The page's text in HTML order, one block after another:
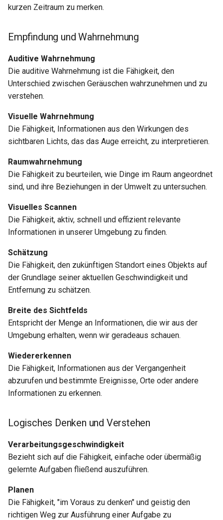
kurzen Zeitraum zu merken.
Empfindung und Wahrnehmung
Auditive Wahrnehmung
Die auditive Wahrnehmung ist die Fähigkeit, den
Unterschied zwischen Geräuschen wahrzunehmen und zu
verstehen.
Visuelle Wahrnehmung
Die Fähigkeit, Informationen aus den Wirkungen des
sichtbaren Lichts, das das Auge erreicht, zu interpretieren.
Raumwahrnehmung
Die Fähigkeit zu beurteilen, wie Dinge im Raum angeordnet
sind, und ihre Beziehungen in der Umwelt zu untersuchen.
Visuelles Scannen
Die Fähigkeit, aktiv, schnell und effizient relevante
Informationen in unserer Umgebung zu finden.
Schätzung
Die Fähigkeit, den zukünftigen Standort eines Objekts auf
der Grundlage seiner aktuellen Geschwindigkeit und
Entfernung zu schätzen.
Breite des Sichtfelds
Entspricht der Menge an Informationen, die wir aus der
Umgebung erhalten, wenn wir geradeaus schauen.
Wiedererkennen
Die Fähigkeit, Informationen aus der Vergangenheit
abzurufen und bestimmte Ereignisse, Orte oder andere
Informationen zu erkennen.
Logisches Denken und Verstehen
Verarbeitungsgeschwindigkeit
Bezieht sich auf die Fähigkeit, einfache oder übermäßig
gelernte Aufgaben fließend auszuführen.
Planen
Die Fähigkeit, "im Voraus zu denken" und geistig den
richtigen Weg zur Ausführung einer Aufgabe zu